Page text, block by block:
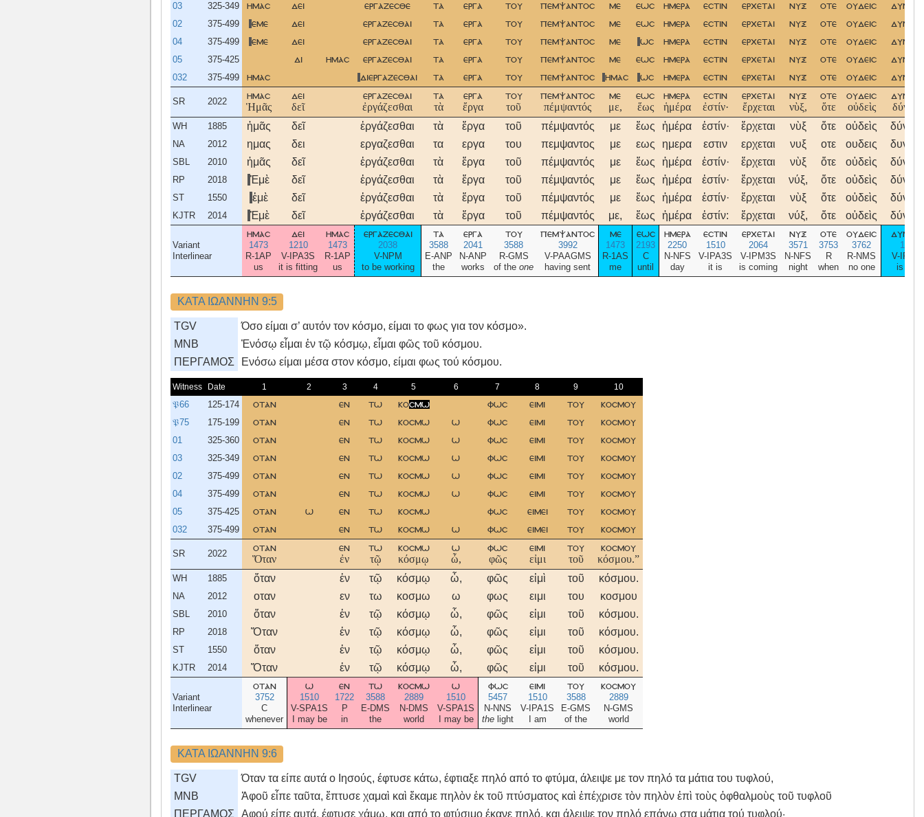
03 325-349 ημασ δει εργαζεσθε τα εργα του πεμψαντοσ με εωσ ημερα εστιν ερχεται νυξ οτε ουδεισ
02 375-499 εμε δει εργαζεσθαι τα εργα του πεμψαντοσ με εωσ ημερα εστιν ερχεται νυξ οτε ουδεισ
04 375-499 εμε δει εργαζεσθαι τα εργα του πεμψαντοσ με ωσ ημερα εστιν ερχεται νυξ οτε ουδεισ
05 375-425 δι ημασ εργαζεσθαι τα εργα του πεμψαντοσ με εωσ ημερα εστιν ερχεται νυξ οτε ουδεισ
032 375-499 ημασ διεργαζεσθαι τα εργα του πεμψαντοσ ημασ ωσ ημερα εστιν ερχεται νυξ οτε ουδεισ
SR 2022
ημασ
Ἡμᾶς
δει
δεῖ
εργαζεσθαι
ἐργάζεσθαι
τα
τὰ
εργα
ἔργα
του
τοῦ
πεμψαντοσ
πέμψαντός
με
με,
εωσ
ἕως
ημερα
ἡμέρα
εστιν
ἐστίν·
ερχεται
ἔρχεται
νυξ
νὺξ,
οτε
ὅτε
ουδεισ
οὐδεὶς
WH 1885 ἡμᾶς δεῖ ἐργάζεσθαι τὰ ἔργα τοῦ πέμψαντός με ἕως ἡμέρα ἐστίν· ἔρχεται νὺξ ὅτε οὐδεὶς
NA 2012 ημας δει εργαζεσθαι τα εργα του πεμψαντος με εως ημερα εστιν ερχεται νυξ οτε ουδεις
SBL 2010 ἡμᾶς δεῖ ἐργάζεσθαι τὰ ἔργα τοῦ πέμψαντός με ἕως ἡμέρα ἐστίν· ἔρχεται νὺξ ὅτε οὐδεὶς
RP 2018 Ἐμὲ δεῖ ἐργάζεσθαι τὰ ἔργα τοῦ πέμψαντός με ἕως ἡμέρα ἐστίν· ἔρχεται νύξ, ὅτε οὐδεὶς
ST 1550 ἐμὲ δεῖ ἐργάζεσθαι τὰ ἔργα τοῦ πέμψαντός με ἕως ἡμέρα ἐστίν· ἔρχεται νὺξ ὅτε οὐδεὶς
KJTR 2014 Ἐμὲ δεῖ ἐργάζεσθαι τὰ ἔργα τοῦ πέμψαντός με, ἕως ἡμέρα ἐστίν: ἔρχεται νύξ, ὅτε οὐδεὶς
Variant
Interlinear
ημασ
1473
R-1AP
us
δει
1210
V-IPA3S
it is fitting
ημασ
1473
R-1AP
us
εργαζεσθαι
2038
V-NPM
to be working
τα
3588
E-ANP
the
εργα
2041
N-ANP
works
του
3588
R-GMS
of the one
πεμψαντοσ
3992
V-PAAGMS
having sent
με
1473
R-1AS
me
εωσ
2193
C
until
ημερα
2250
N-NFS
day
εστιν
1510
V-IPA3S
it is
ερχεται
2064
V-IPM3S
is coming
νυξ
3571
N-NFS
night
οτε
3753
R
when
ουδεισ
3762
R-NMS
no one
1410
V-
is able
ΚΑΤΑ ΙΩΑΝΝΗΝ 9:5
TGV
Όσο είμαι σ’ αυτόν τον κόσμο, είμαι το φως για τον κόσμο».
MNB
Ἐνόσῳ εἶμαι ἐν τῷ κόσμῳ, εἶμαι φῶς τοῦ κόσμου.
ΠΕΡΓΑΜΟΣ
Eνόσω είμαι μέσα στον κόσμο, είμαι φως τού κόσμου.
Witness Date 1 2 3 4 5 6 7 8 9 10
𝔓66 125-174 οταν εν τω κοσμω φωσ ειμι του κοσμου
𝔓75 175-199 οταν εν τω κοσμω ω φωσ ειμι του κοσμου
01 325-360 οταν εν τω κοσμω ω φωσ ειμι του κοσμου
03 325-349 οταν εν τω κοσμω ω φωσ ειμι του κοσμου
02 375-499 οταν εν τω κοσμω ω φωσ ειμι του κοσμου
04 375-499 οταν εν τω κοσμω ω φωσ ειμι του κοσμου
05 375-425 οταν ω εν τω κοσμω φωσ ειμει του κοσμου
032 375-499 οταν εν τω κοσμω ω φωσ ειμει του κοσμου
SR 2022
οταν
Ὅταν
εν
ἐν
τω
τῷ
κοσμω
κόσμῳ
ω
ὦ,
φωσ
φῶς
ειμι
εἰμι
του
τοῦ
κοσμου
κόσμου.”
WH 1885 ὅταν ἐν τῷ κόσμῳ ὦ, φῶς εἰμὶ τοῦ κόσμου.
NA 2012 οταν εν τω κοσμω ω φως ειμι του κοσμου
SBL 2010 ὅταν ἐν τῷ κόσμῳ ὦ, φῶς εἰμι τοῦ κόσμου.
RP 2018 Ὅταν ἐν τῷ κόσμῳ ὦ, φῶς εἰμι τοῦ κόσμου.
ST 1550 ὅταν ἐν τῷ κόσμῳ ὦ, φῶς εἰμι τοῦ κόσμου.
KJTR 2014 Ὅταν ἐν τῷ κόσμῳ ὦ, φῶς εἰμι τοῦ κόσμου.
Variant
Interlinear
οταν
3752
C
whenever
ω
1510
V-SPA1S
I may be
εν
1722
P
in
τω
3588
E-DMS
the
κοσμω
2889
N-DMS
world
ω
1510
V-SPA1S
I may be
φωσ
5457
N-NNS
the light
ειμι
1510
V-IPA1S
I am
του
3588
E-GMS
of the
κοσμου
2889
N-GMS
world
ΚΑΤΑ ΙΩΑΝΝΗΝ 9:6
TGV
Όταν τα είπε αυτά ο Ιησούς, έφτυσε κάτω, έφτιαξε πηλό από το φτύμα, άλειψε με τον πηλό τα μάτια του τυφλού,
MNB
Ἀφοῦ εἶπε ταῦτα, ἔπτυσε χαμαὶ καὶ ἔκαμε πηλὸν ἐκ τοῦ πτύσματος καὶ ἐπέχρισε τὸν πηλὸν ἐπὶ τοὺς ὀφθαλμοὺς τοῦ τυφλοῦ
ΠΕΡΓΑΜΟΣ
Aφού είπε αυτά, έφτυσε χάμω, και από το φτύσιμο έκανε πηλό, και άλειψε τον πηλό επάνω στα μάτια τού τυφλού·